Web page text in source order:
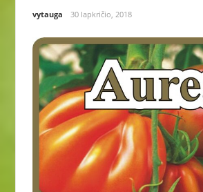
vytauga 30 lapkričio, 2018